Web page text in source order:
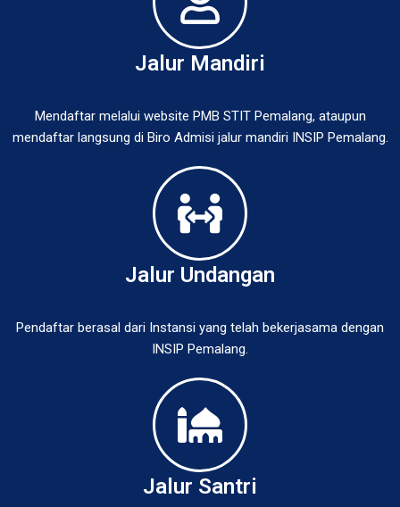
Jalur Mandiri
Mendaftar melalui website PMB STIT Pemalang, ataupun
mendaftar langsung di Biro Admisi jalur mandiri INSIP Pemalang.
Jalur Undangan
Pendaftar berasal dari Instansi yang telah bekerjasama dengan
INSIP Pemalang.
Jalur Santri